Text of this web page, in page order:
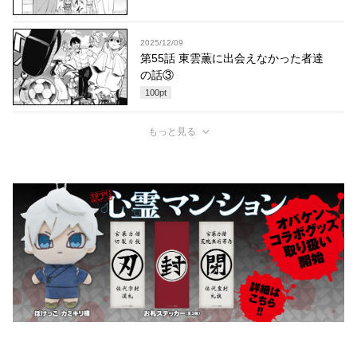
2025/12/09
第55話 東雲薫に出会えなかった者達
の話③
100pt
もっと見る